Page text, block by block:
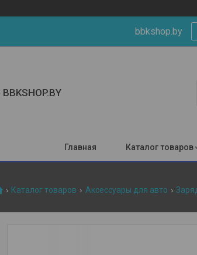
bbkshop.by
Главная Каталог товаров
Каталог товаров Аксессуары для авто